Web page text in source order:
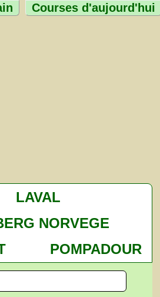
Courses d'aujourd'hui
LAVAL
NORVEGE
POMPADOUR